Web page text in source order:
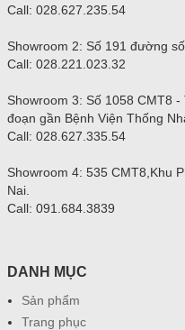
Call: 028.627.235.54
Showroom 2: Số 191 đường
Call: 028.221.023.32
Showroom 3: Số 1058 CMT8 -
đoạn gần Bệnh Viện Thống
Call: 028.627.335.54
Showroom 4: 535 CMT8,Khu
Nai.
Call: 091.684.3839
DANH MỤC
Sản phẩm
Trang phục